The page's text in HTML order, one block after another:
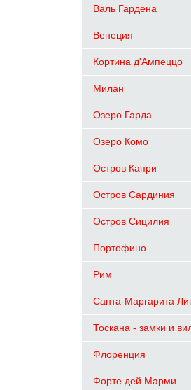
Валь Гардена
Венеция
Кортина д'Ампеццо
Милан
Озеро Гардa
Озеро Комо
Остров Капри
Остров Сардиния
Остров Сицилия
Портофино
Рим
Санта-Маргарита
Тоскана - замки и
Флоренция
Форте дей Марми